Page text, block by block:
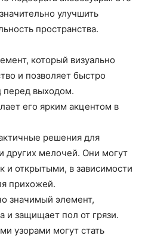
улучшить
пространства.
который визуально
и позволяет быстро
перед выходом.
его ярким акцентом в
решения для
других мелочей. Они могут
и открытыми, в зависимости
прихожей.
значимый элемент,
и защищает пол от грязи.
узорами могут стать